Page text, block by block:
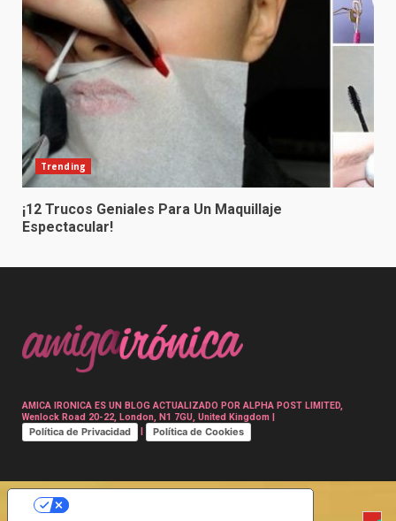
Trending
¡12 Trucos Geniales Para Un Maquillaje
Espectacular!
AMICA IRONICA ES UN BLOG ACTUALIZADO POR ALPHA POST LIMITED,
Wenlock Road 20-22, London, N1 7GU, United Kingdom |
Política de Privacidad | Política de Cookies
SUS OPCIONES DE PRIVACIDAD